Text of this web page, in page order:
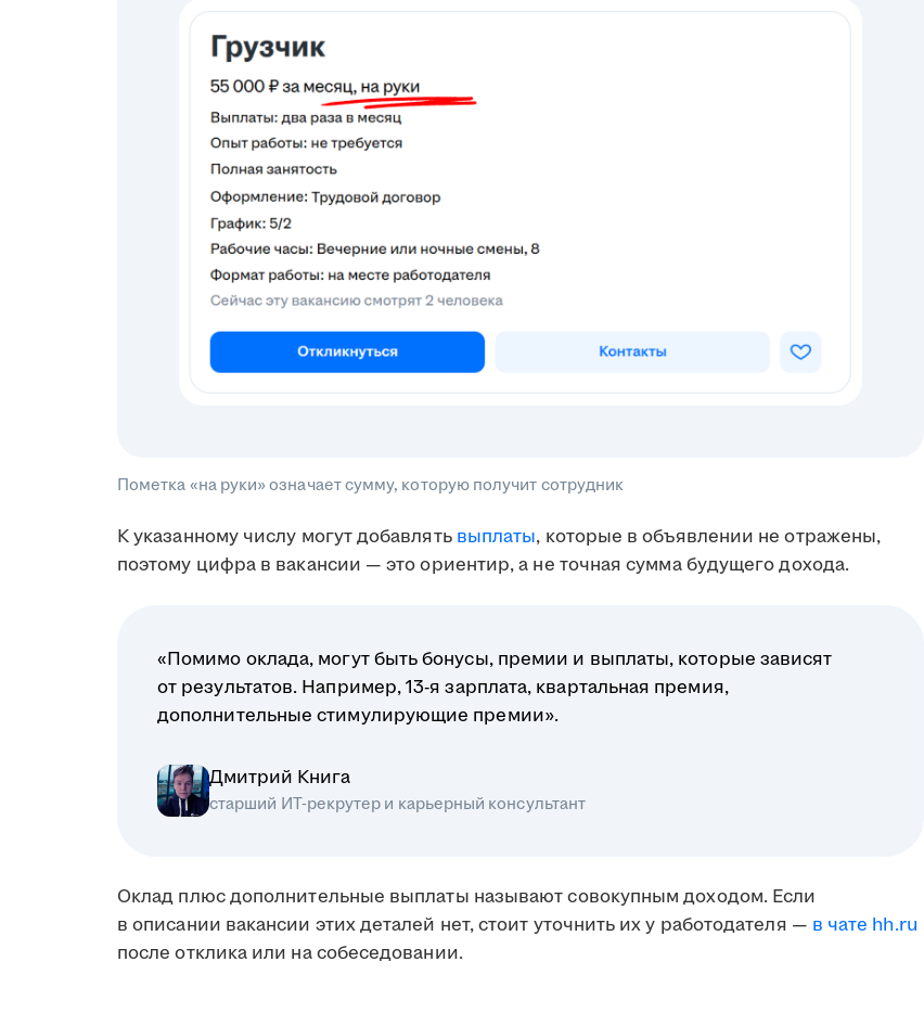
Пометка «на руки» означает сумму, которую получит сотрудник
К указанному числу могут добавлять выплаты, которые в объявлении не отражены,
поэтому цифра в вакансии — это ориентир, а не точная сумма будущего дохода.
«Помимо оклада, могут быть бонусы, премии и выплаты, которые зависят
от результатов. Например, 13-я зарплата, квартальная премия,
дополнительные стимулирующие премии».
Дмитрий Книга
старший ИТ-рекрутер и карьерный консультант
Оклад плюс дополнительные выплаты называют совокупным доходом. Если
в описании вакансии этих деталей нет, стоит уточнить их у работодателя — в чате hh.ru
после отклика или на собеседовании.